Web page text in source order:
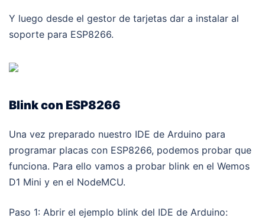
Y luego desde el gestor de tarjetas dar a instalar al
soporte para ESP8266.
Blink con ESP8266
Una vez preparado nuestro IDE de Arduino para
programar placas con ESP8266, podemos probar que
funciona. Para ello vamos a probar blink en el Wemos
D1 Mini y en el NodeMCU.
Paso 1: Abrir el ejemplo blink del IDE de Arduino: